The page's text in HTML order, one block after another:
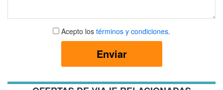
Aceptar
términos
Acepto los términos y condiciones.
Enviar